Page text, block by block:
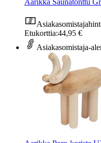
Aarikka Saunatonttu
Etukorttia:44,95 €
Asiakasomistaja-